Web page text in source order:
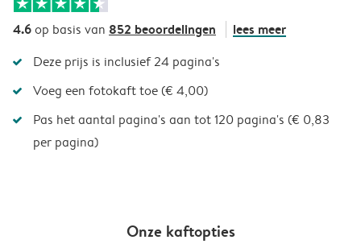
4.6op basis van 852 beoordelingen lees meer
Deze prijs is inclusief 24 pagina's
Voeg een fotokaft toe (€ 4,00)
Pas het aantal pagina's aan tot 120 pagina's (€ 0,83
per pagina)
Onze kaftopties